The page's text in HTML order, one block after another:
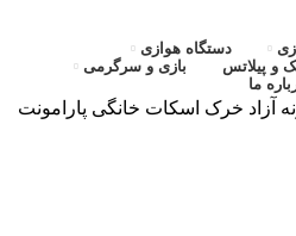
دستگاه هوازی
و پیلاتس
بازی و سرگرمی
ما
آزاد خرک اسکات خانگی پارامونت